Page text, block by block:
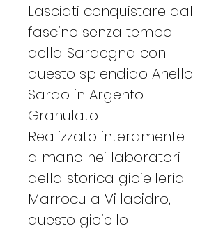
Lasciati conquistare dal
fascino senza tempo
della Sardegna con
questo splendido Anello
Sardo in Argento
Granulato.
Realizzato interamente
a mano nei laboratori
della storica gioielleria
Marrocu a Villacidro,
questo gioiello